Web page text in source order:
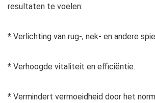
resultaten te voelen:
* Verlichting van rug-, nek- en andere
* Verhoogde vitaliteit en efficiëntie.
* Vermindert vermoeidheid door het